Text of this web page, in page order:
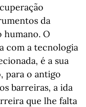
da
O
com a tecnologia
é a sua
para o antigo
barreiras, a ida
que lhe falta